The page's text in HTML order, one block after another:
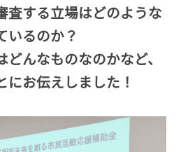
査する立場はどのような
いるのか？
んなものなのかなど、
お伝えしました！